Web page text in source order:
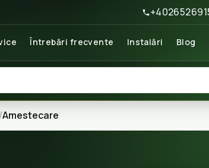
Întrebări frecvente Instalări Blog
Amestecare